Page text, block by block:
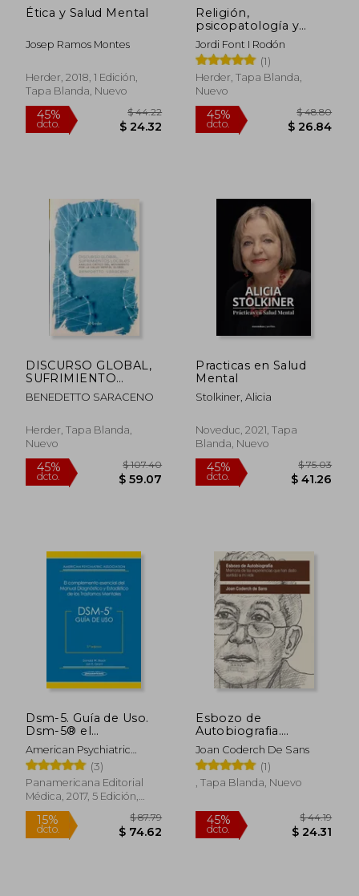
Ética y Salud Mental
Josep Ramos Montes
Herder, 2018, 1 Edición,
Tapa Blanda, Nuevo
45%
dcto.
Religión,
psicopatología y
salud mental
Jordi Font I Rodón
(1)
Herder, Tapa Blanda,
Nuevo
45%
dcto.
DISCURSO GLOBAL,
SUFRIMIENTO
LOCAL . Análisis
crítico del
salud mental global
BENEDETTO SARACENO
Herder, Tapa Blanda,
Nuevo
45%
Practicas en Salud
Mental
Stolkiner, Alicia
Noveduc, 2021, Tapa
Blanda, Nuevo
45%
dcto.
Dsm-5. Guía de Uso.
Dsm-5® el
Complemento
Esencial del Manual
Diagnóstico y
Estadístico de los
Trastornos Mentales
American Psychiatric
Association
(3)
Panamericana Editorial
Médica, 2017, 5 Edición,
Tapa Blanda, Nuevo
Esbozo de
Autobiografia.
Memoria de las
Experiencias que han
Dado Sentido a mi
Vmemoria de las
Joan Coderch De Sans
(1)
, Tapa Blanda, Nuevo